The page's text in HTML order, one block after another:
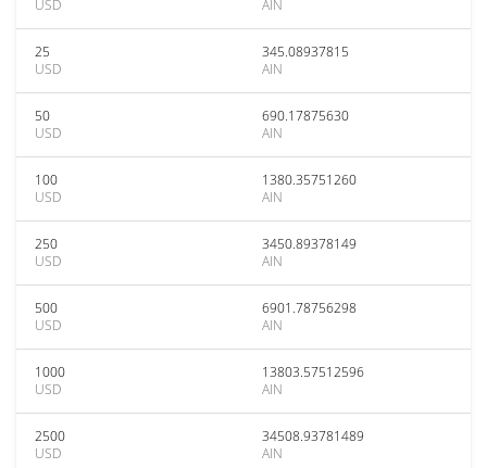
USD
AIN
25
USD
345.08937815
AIN
50
USD
690.17875630
AIN
100
USD
1380.35751260
AIN
250
USD
3450.89378149
AIN
500
USD
6901.78756298
AIN
1000
USD
13803.57512596
AIN
2500
USD
34508.93781489
AIN